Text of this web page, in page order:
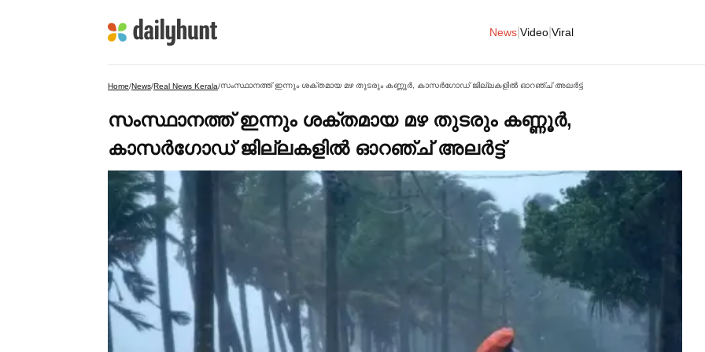
News Video Viral
Home/News/Real News Kerala/സംസ്ഥാനത്ത് ഇന്നും ശക്തമായ മഴ തുടരും കണ്ണൂര്‍, കാസര്‍ഗോഡ് ജില്ലകളില്‍ ഓറഞ്ച് അലര്‍ട്ട്
സംസ്ഥാനത്ത് ഇന്നും ശക്തമായ മഴ തുടരും കണ്ണൂര്‍,
കാസര്‍ഗോഡ് ജില്ലകളില്‍ ഓറഞ്ച് അലര്‍ട്ട്